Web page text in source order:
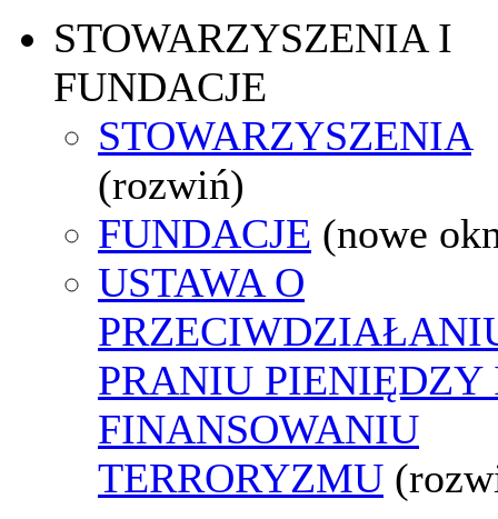
STOWARZYSZENIA I
FUNDACJE
STOWARZYSZENIA
(rozwiń)
FUNDACJE (nowe
USTAWA O
PRANIU PIENIĘDZY
FINANSOWANIU
TERRORYZMU